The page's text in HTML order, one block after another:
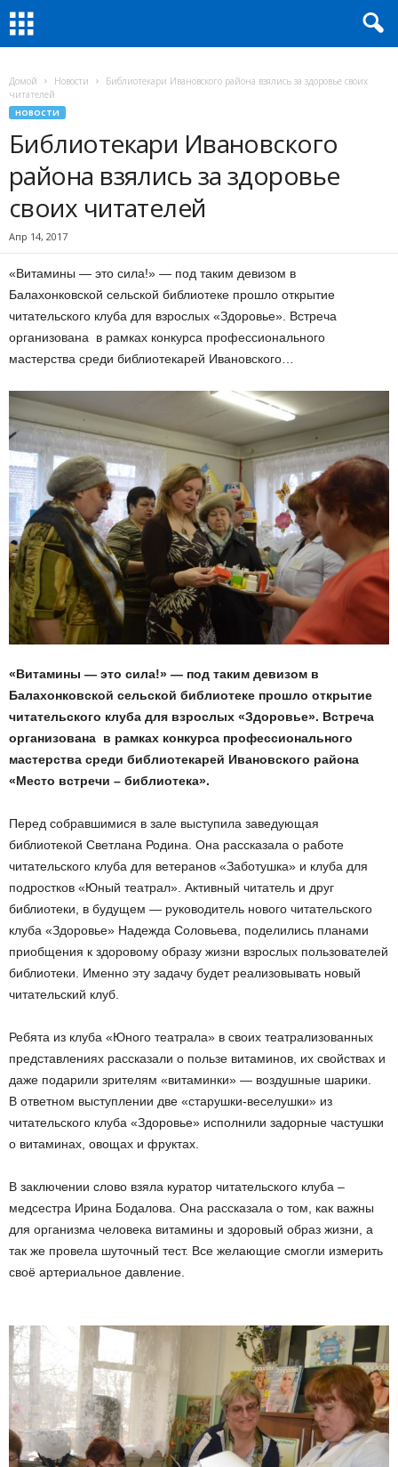
Домой Новости
Библиотекари Ивановского района взялись за здоровье своих
читателей
НОВОСТИ
Библиотекари Ивановского
района взялись за здоровье
своих читателей
Апр 14, 2017
«Витамины — это сила!» — под таким девизом в
Балахонковской сельской библиотеке прошло открытие
читательского клуба для взрослых «Здоровье». Встреча
организована в рамках конкурса профессионального
мастерства среди библиотекарей Ивановского…
«Витамины — это сила!» — под таким девизом в
Балахонковской сельской библиотеке прошло открытие
читательского клуба для взрослых «Здоровье». Встреча
организована в рамках конкурса профессионального
мастерства среди библиотекарей Ивановского района
«Место встречи – библиотека».
Перед собравшимися в зале выступила заведующая
библиотекой Светлана Родина. Она рассказала о работе
читательского клуба для ветеранов «Заботушка» и клуба для
подростков «Юный театрал». Активный читатель и друг
библиотеки, в будущем — руководитель нового читательского
клуба «Здоровье» Надежда Соловьева, поделились планами
приобщения к здоровому образу жизни взрослых пользователей
библиотеки. Именно эту задачу будет реализовывать новый
читательский клуб.
Ребята из клуба «Юного театрала» в своих театрализованных
представлениях рассказали о пользе витаминов, их свойствах и
даже подарили зрителям «витаминки» — воздушные шарики.
В ответном выступлении две «старушки-веселушки» из
читательского клуба «Здоровье» исполнили задорные частушки
о витаминах, овощах и фруктах.
В заключении слово взяла куратор читательского клуба –
медсестра Ирина Бодалова. Она рассказала о том, как важны
для организма человека витамины и здоровый образ жизни, а
так же провела шуточный тест. Все желающие смогли измерить
своё артериальное давление.